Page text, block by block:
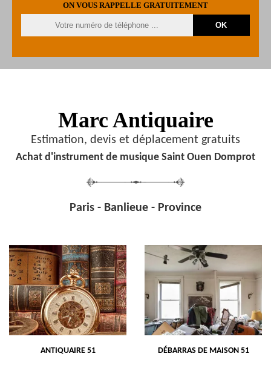
ON VOUS RAPPELLE GRATUITEMENT
Marc Antiquaire
Estimation, devis et déplacement gratuits
Achat d'instrument de musique Saint Ouen Domprot
Paris - Banlieue - Province
ANTIQUAIRE 51 DÉBARRAS DE MAISON 51